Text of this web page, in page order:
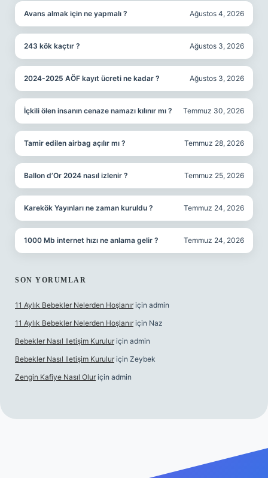
Avans almak için ne yapmalı ? Ağustos 4, 2026
243 kök kaçtır ? Ağustos 3, 2026
2024-2025 AÖF kayıt ücreti ne kadar ? Ağustos 3, 2026
İçkili ölen insanın cenaze namazı kılınır mı ? Temmuz 30, 2026
Tamir edilen airbag açılır mı ? Temmuz 28, 2026
Ballon d’Or 2024 nasıl izlenir ? Temmuz 25, 2026
Karekök Yayınları ne zaman kuruldu ? Temmuz 24, 2026
1000 Mb internet hızı ne anlama gelir ? Temmuz 24, 2026
SON YORUMLAR
11 Aylık Bebekler Nelerden Hoşlanır için admin
11 Aylık Bebekler Nelerden Hoşlanır için Naz
Bebekler Nasıl Iletişim Kurulur için admin
Bebekler Nasıl Iletişim Kurulur için Zeybek
Zengin Kafiye Nasıl Olur için admin
betexper